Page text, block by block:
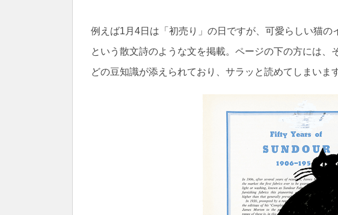
例えば1月4日は「初売り」の日ですが、可愛らしい猫の
という散文詩のような文を掲載。ページの下の方には、
どの豆知識が添えられており、サラッと読めてしまいます